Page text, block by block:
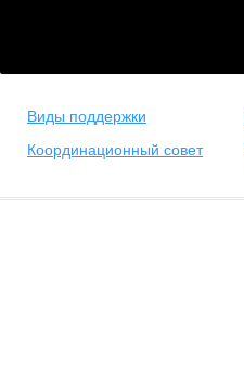
Виды поддержки
Координационный совет